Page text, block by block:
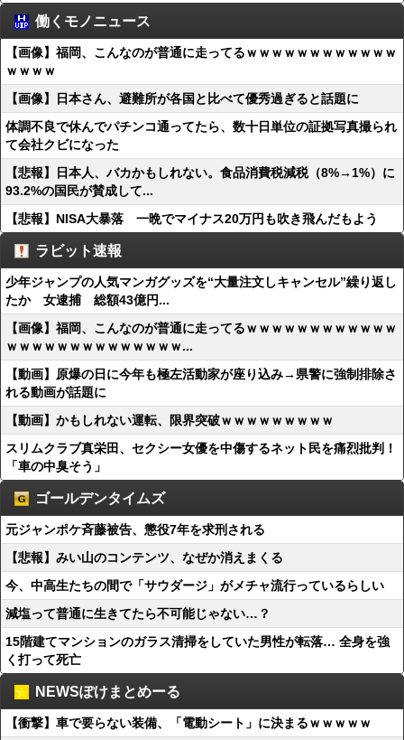
働くモノニュース
【画像】福岡、こんなのが普通に走ってるｗｗｗｗｗｗｗｗｗｗｗｗ
ｗｗｗｗ
【画像】日本さん、避難所が各国と比べて優秀過ぎると話題に
体調不良で休んでパチンコ通ってたら、数十日単位の証拠写真撮られ
て会社クビになった
【悲報】日本人、バカかもしれない。食品消費税減税（8%→1%）に
93.2%の国民が賛成して...
【悲報】NISA大暴落 一晩でマイナス20万円も吹き飛んだもよう
ラビット速報
少年ジャンプの人気マンガグッズを“大量注文しキャンセル”繰り返し
たか 女逮捕 総額43億円...
【画像】福岡、こんなのが普通に走ってるｗｗｗｗｗｗｗｗｗｗｗｗ
ｗｗｗｗｗｗｗｗｗｗｗｗｗｗ...
【動画】原爆の日に今年も極左活動家が座り込み→県警に強制排除さ
れる動画が話題に
【動画】かもしれない運転、限界突破ｗｗｗｗｗｗｗｗｗ
スリムクラブ真栄田、セクシー女優を中傷するネット民を痛烈批判！
「車の中臭そう」
ゴールデンタイムズ
元ジャンポケ斉藤被告、懲役7年を求刑される
【悲報】みい山のコンテンツ、なぜか消えまくる
今、中高生たちの間で「サウダージ」がメチャ流行っているらしい
減塩って普通に生きてたら不可能じゃない…？
15階建てマンションのガラス清掃をしていた男性が転落… 全身を強
く打って死亡
NEWSぽけまとめーる
【衝撃】車で要らない装備、「電動シート」に決まるｗｗｗｗｗ